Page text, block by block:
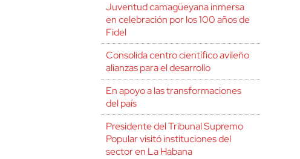
Juventud camagüeyana inmersa
en celebración por los 100 años de
Fidel
Consolida centro científico avileño
alianzas para el desarrollo
En apoyo a las transformaciones
del país
Presidente del Tribunal Supremo
Popular visitó instituciones del
sector en La Habana